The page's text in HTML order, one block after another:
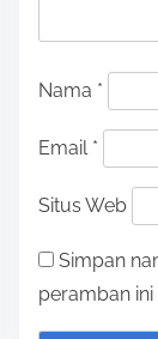
Nama *
Email *
Situs Web
Simpan
peramban